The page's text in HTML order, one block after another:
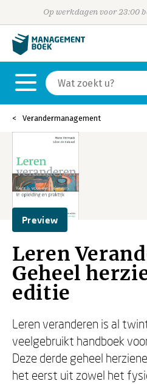
Op werkdagen voor 23:00
Verandermanagement
Preview
Leren
Geheel
editie
Leren veranderen is al
veelgebruikt handboek
Deze derde geheel
het eerst uit zowel het